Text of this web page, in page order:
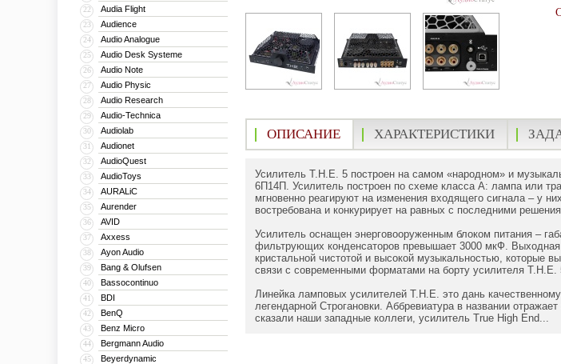
22 Audia Flight
23 Audience
24 Audio Analogue
25 Audio Desk Systeme
26 Audio Note
27 Audio Physic
28 Audio Research
29 Audio-Technica
30 Audiolab
31 Audionet
32 AudioQuest
33 AudioToys
34 AURALiC
35 Aurender
36 AVID
37 Axxess
38 Ayon Audio
39 Bang & Olufsen
40 Bassocontinuo
41 BDI
42 BenQ
43 Benz Micro
44 Bergmann Audio
45 Beyerdynamic
ОПИСАНИЕ ХАРАКТЕРИСТИКИ
Усилитель T.H.E. 5 построен на самом «народном» и
6П14П. Усилитель построен по схеме класса А: лампа или
мгновенно реагируют на изменения входящего сигнала – у
востребована и конкурирует на равных с последними
Усилитель оснащен энерговооруженным блоком питания –
фильтрующих конденсаторов превышает 3000 мкФ.
кристальной чистотой и высокой музыкальностью, которые
связи с современными форматами на борту усилителя
Линейка ламповых усилителей T.H.E. это дань
легендарной Строгановки. Аббревиатура в названии
сказали наши западные коллеги, усилитель True High End...